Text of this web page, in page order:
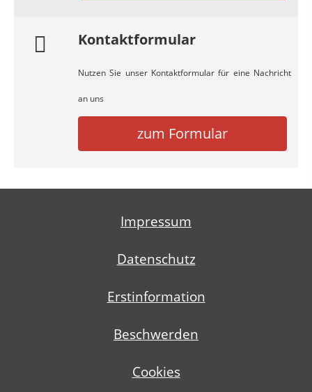
Kontaktformular
Nutzen Sie unser Kontaktformular für eine Nachricht
an uns
zum Formular
Impressum
Datenschutz
Erstinformation
Beschwerden
Cookies